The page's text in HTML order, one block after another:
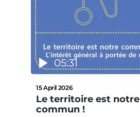
05:31
15 April 2026
Le territoire est notre
commun !